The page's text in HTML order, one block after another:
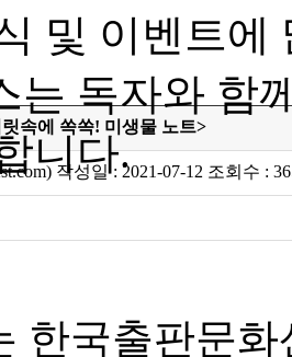
및 이벤트에
는 독자와 함
니다.
속에 쏙쏙! 미생물 노트>
작성일 : 2021-07-12 조회수 :
한국출판문